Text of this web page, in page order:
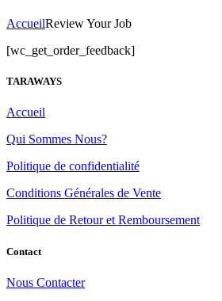
AccueilReview Your Job
[wc_get_order_feedback]
TARAWAYS
Accueil
Qui Sommes Nous?
Politique de confidentialité
Conditions Générales de Vente
Politique de Retour et Remboursement
Contact
Nous Contacter